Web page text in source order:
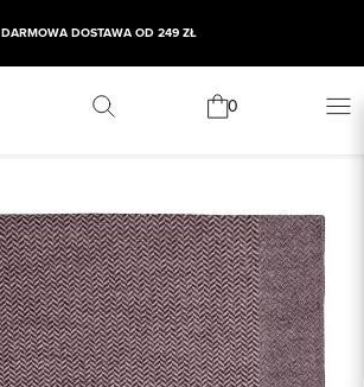
DARMOWA DOSTAWA OD 249 ZŁ
0